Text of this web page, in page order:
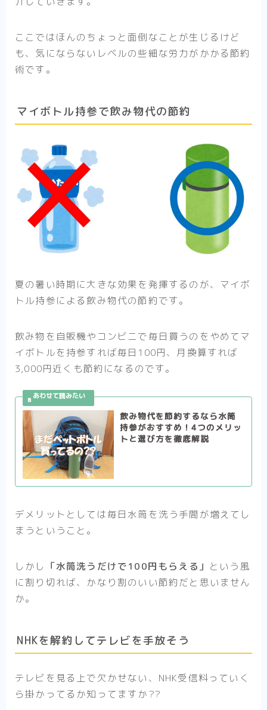
ここではほんのちょっと面倒なことが生じるけど
も、気にならないレベルの些細な労力がかかる節約
術です。
マイボトル持参で飲み物代の節約
夏の暑い時期に大きな効果を発揮するのが、マイボ
トル持参による飲み物代の節約です。
飲み物を自販機やコンビニで毎日買うのをやめてマ
イボトルを持参すれば毎日100円、月換算すれば
3,000円近くも節約になるのです。
飲み物代を節約するなら水筒
持参がおすすめ！4つのメリッ
トと選び方を徹底解説
デメリットとしては毎日水筒を洗う手間が増えてし
まうということ。
しかし 「水筒洗うだけで100円もらえる」 という風
に割り切れば、かなり割のいい節約だと思いません
か。
NHKを解約してテレビを手放そう
テレビを見る上で欠かせない、NHK受信料っていく
ら掛かってるか知ってますか??